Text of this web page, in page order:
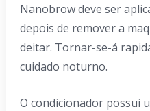
Nanobrow deve ser
depois de remover a
deitar. Tornar-se-á
cuidado noturno.
O condicionador possui